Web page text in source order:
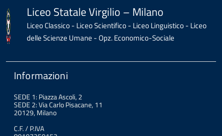
contenutoLiceo Statale Virgilio – Milano
Liceo Classico - Liceo Scientifico - Liceo Linguistico - Liceo
delle Scienze Umane - Opz. Economico-Sociale
Informazioni
SEDE 1: Piazza Ascoli, 2
SEDE 2: Via Carlo Pisacane, 11
20129, Milano
C.F. / P.IVA